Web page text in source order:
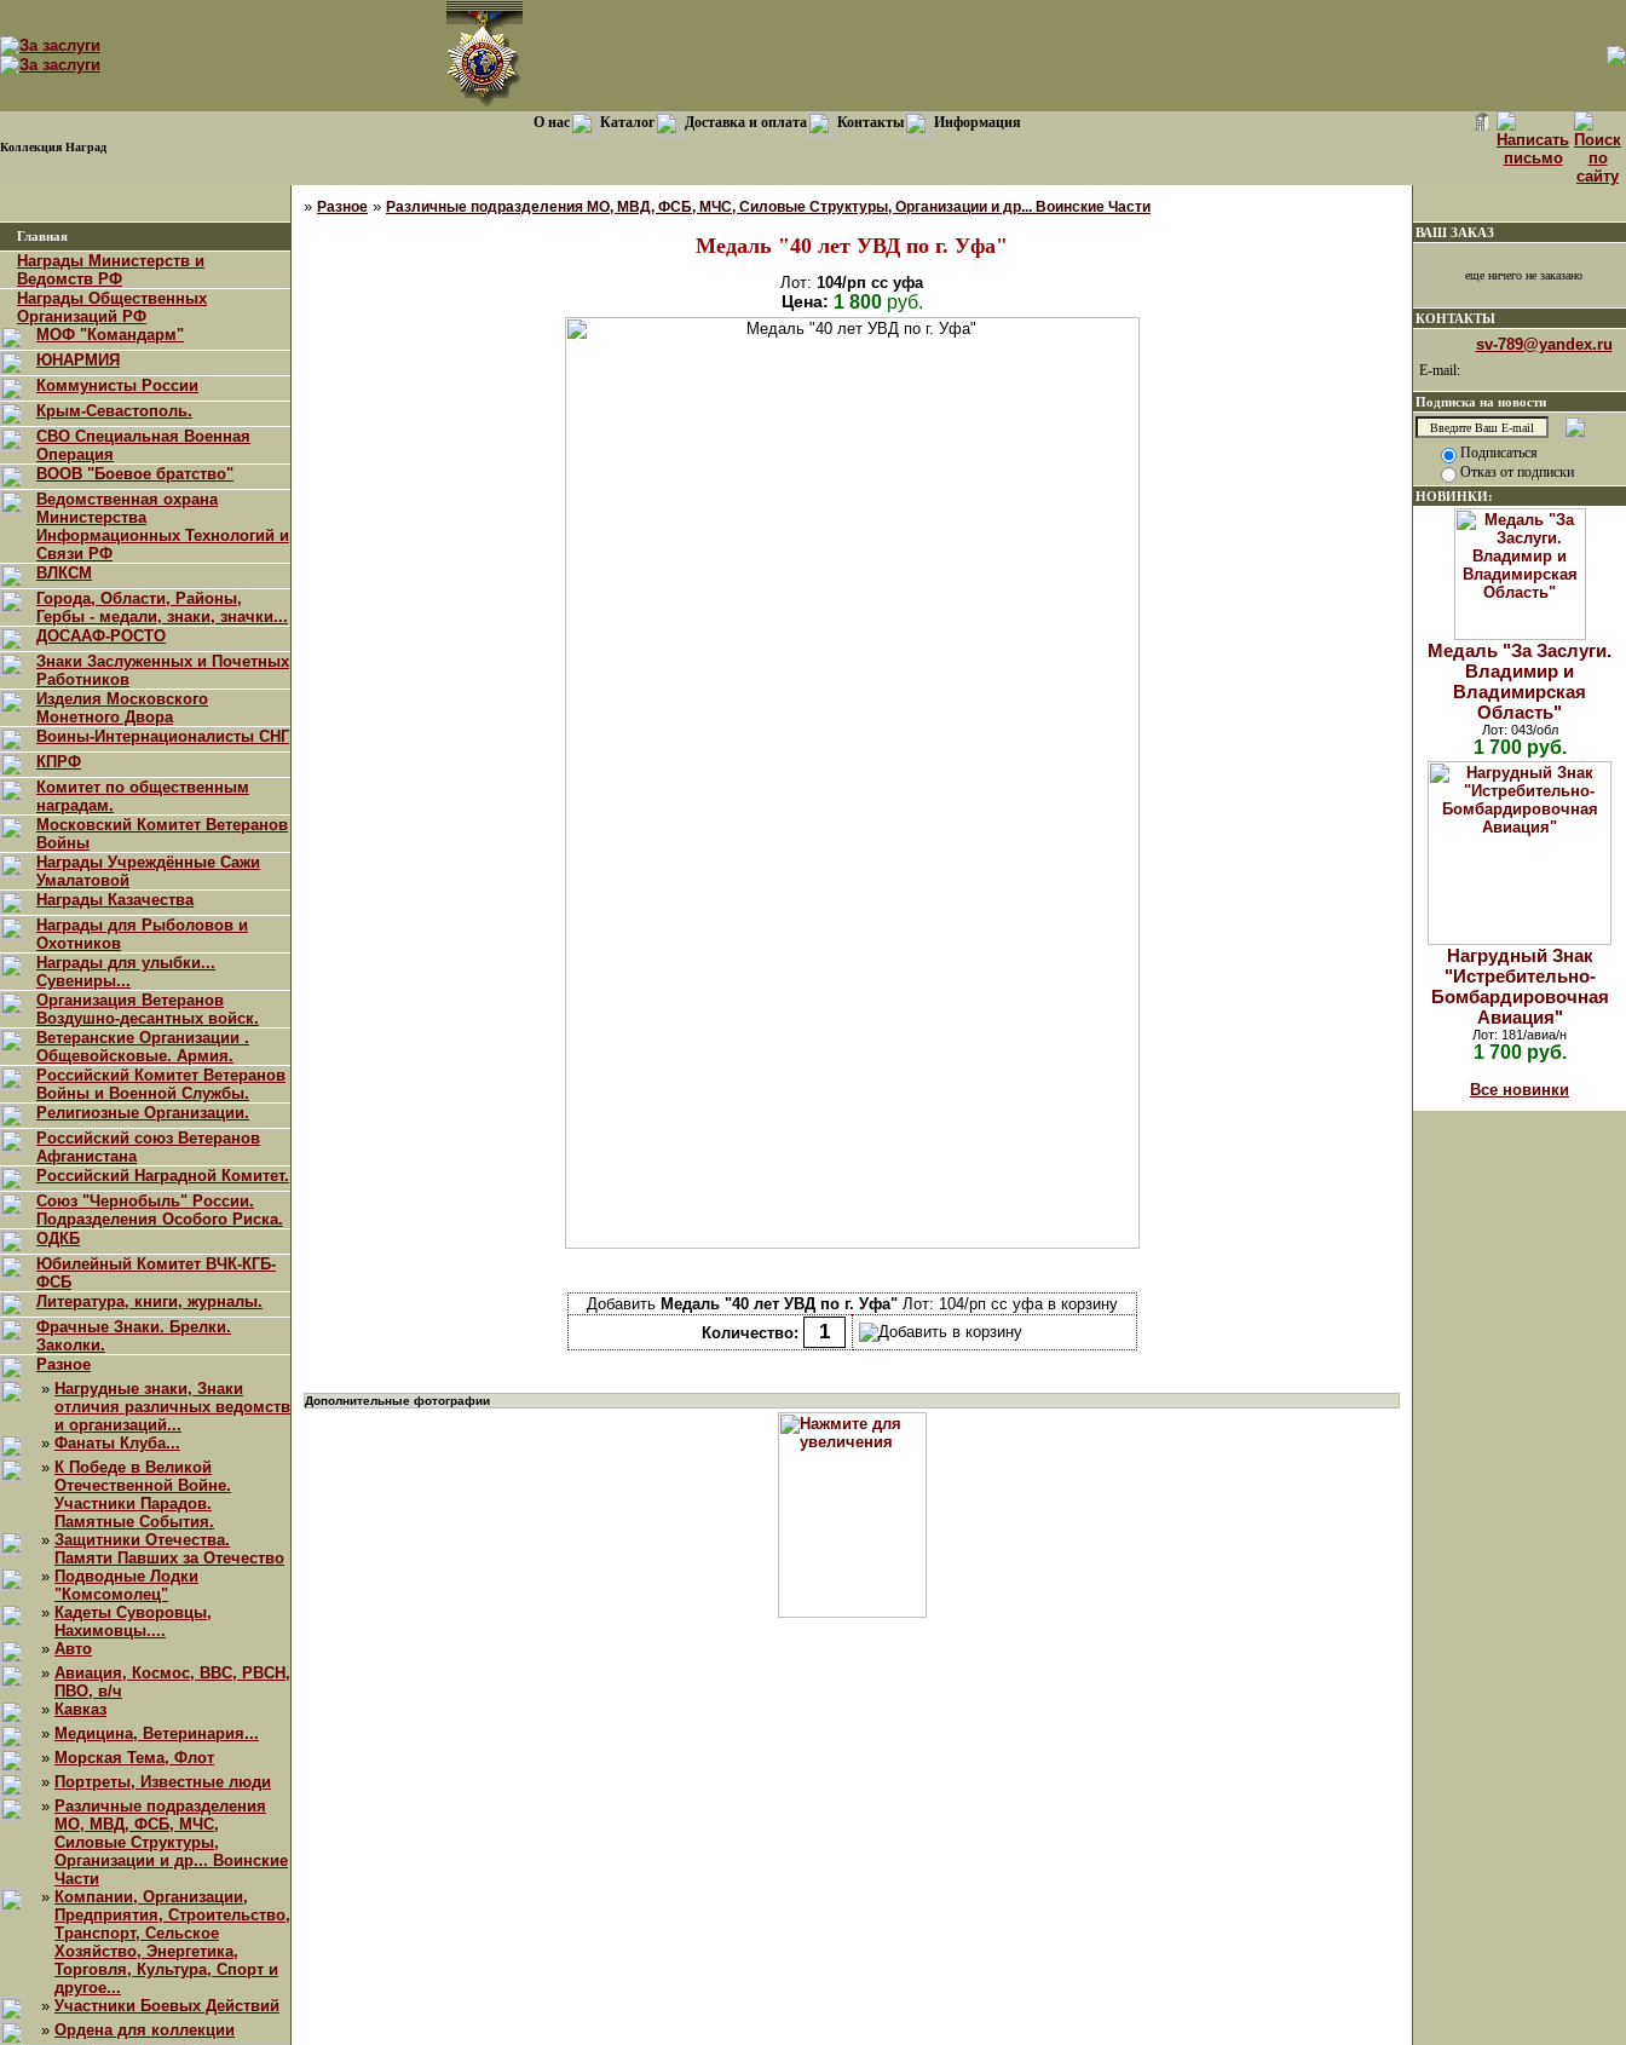
Коллекция Наград
О нас Каталог Доставка и оплата Контакты Информация
Главная
Награды Министерств и
Ведомств РФ
Награды Общественных
Организаций РФ
МОФ "Командарм"
ЮНАРМИЯ
Коммунисты России
Крым-Севастополь.
СВО Специальная Военная
Операция
ВООВ "Боевое братство"
Ведомственная охрана
Министерства
Информационных Технологий и
Связи РФ
ВЛКСМ
Города, Области, Районы,
Гербы - медали, знаки, значки...
ДОСААФ-РОСТО
Знаки Заслуженных и Почетных
Работников
Изделия Московского
Монетного Двора
Воины-Интернационалисты СНГ
КПРФ
Комитет по общественным
наградам.
Московский Комитет Ветеранов
Войны
Награды Учреждённые Сажи
Умалатовой
Награды Казачества
Награды для Рыболовов и
Охотников
Награды для улыбки...
Сувениры...
Организация Ветеранов
Воздушно-десантных войск.
Ветеранские Организации .
Общевойсковые. Армия.
Российский Комитет Ветеранов
Войны и Военной Службы.
Религиозные Организации.
Российский союз Ветеранов
Афганистана
Российский Наградной Комитет.
Союз "Чернобыль" России.
Подразделения Особого Риска.
ОДКБ
Юбилейный Комитет ВЧК-КГБ-
ФСБ
Литература, книги, журналы.
Фрачные Знаки. Брелки.
Заколки.
Разное
» Нагрудные знаки, Знаки
отличия различных ведомств
и организаций...
» Фанаты Клуба...
» К Победе в Великой
Отечественной Войне.
Участники Парадов.
Памятные События.
» Защитники Отечества.
Памяти Павших за Отечество
» Подводные Лодки
"Комсомолец"
» Кадеты Суворовцы,
Нахимовцы....
» Авто
» Авиация, Космос, ВВС, РВСН,
ПВО, в/ч
» Кавказ
» Медицина, Ветеринария...
» Морская Тема, Флот
» Портреты, Известные люди
» Различные подразделения
МО, МВД, ФСБ, МЧС,
Силовые Структуры,
Организации и др... Воинские
Части
» Компании, Организации,
Предприятия, Строительство,
Транспорт, Сельское
Хозяйство, Энергетика,
Торговля, Культура, Спорт и
другое...
» Участники Боевых Действий
» Ордена для коллекции
» Разное » Различные подразделения МО, МВД, ФСБ, МЧС, Силовые Структуры, Организации и др... Воинские Части
Медаль "40 лет УВД по г. Уфа"
Лот: 104/рп сс уфа
Цена: 1 800руб.
Добавить Медаль "40 лет УВД по г. Уфа"Лот: 104/рп сс уфа в корзину
Количество:
Дополнительные фотографии
ВАШ ЗАКАЗ
еще ничего не заказано
КОНТАКТЫ
sv-789@yandex.ru
E-mail:
Подписка на новости
Подписаться
Отказ от подписки
НОВИНКИ:
Медаль "За Заслуги.
Владимир и
Владимирская
Область"
Лот: 043/обл
1 700 руб.
Нагрудный Знак
"Истребительно-
Бомбардировочная
Авиация"
Лот: 181/авиа/н
1 700 руб.
Все новинки